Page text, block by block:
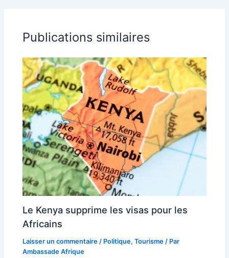
Publications similaires
Le Kenya supprime les visas pour les
Africains
Laisser un commentaire / Politique,Tourisme / Par
Ambassade Afrique